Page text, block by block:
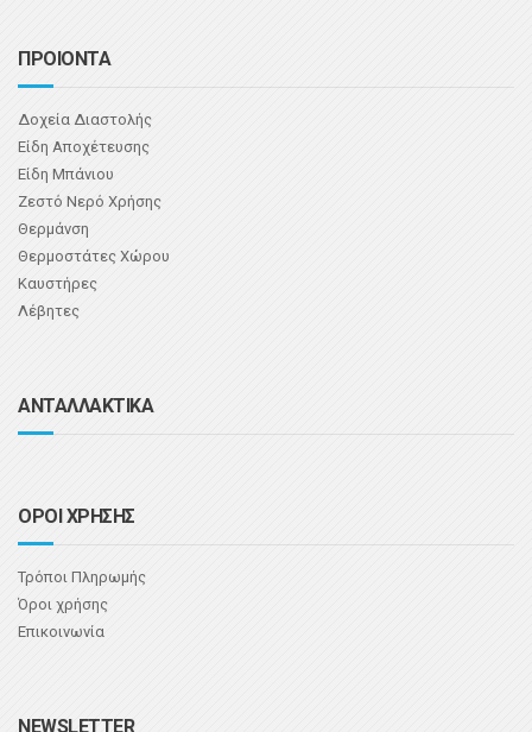
ΠΡΟΙΟΝΤΑ
Δοχεία Διαστολής
Είδη Αποχέτευσης
Είδη Μπάνιου
Ζεστό Νερό Χρήσης
Θερμάνση
Θερμοστάτες Χώρου
Καυστήρες
Λέβητες
ΑΝΤΑΛΛΑΚΤΙΚΑ
ΟΡΟΙ ΧΡΗΣΗΣ
Τρόποι Πληρωμής
Όροι χρήσης
Επικοινωνία
NEWSLETTER